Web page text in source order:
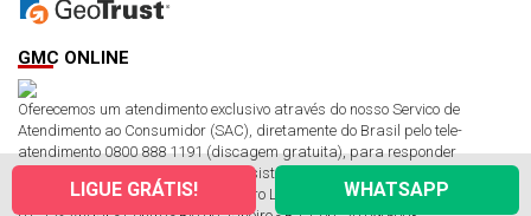
GMC ONLINE
LIGUE GRÁTIS! WHATSAPP
Oferecemos um atendimento exclusivo através do nosso Servico de
Atendimento ao Consumidor (SAC), diretamente do Brasil pelo tele-
atendimento 0800 888 1191 (discagem gratuita), para responder
qualquer dúvida e prestar total assistência aos clientes no Brasil.
CNPJ: 11.355.161/0001-25 Cadastro Ltda. ME. Endereço: Av. Rio Branco,